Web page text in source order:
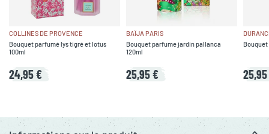
COLLINES DE PROVENCE
Bouquet parfumé lys tigré et lotus
100ml
24,95 €
BAÏJA PARIS
Bouquet parfume jardin pallanca
120ml
25,95 €
Bouquet